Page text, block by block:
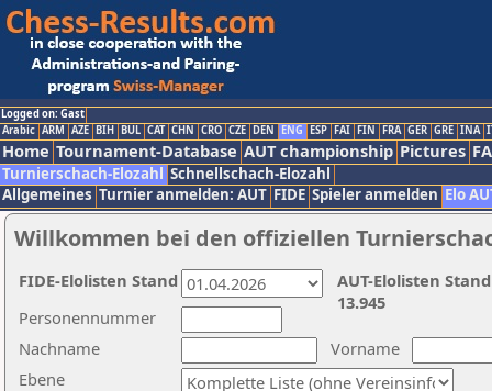
Logged on: Gast
Arabic ARM AZE BIH BUL CAT CHN CRO CZE DEN ENG ESP FAI FIN FRA GER GRE INA
Home Tournament-Database AUT championship Pictures
Turnierschach-Elozahl Schnellschach-Elozahl
Allgemeines Turnier anmelden: AUT FIDE Spieler anmelden Elo
Willkommen bei den offiziellen
Nachname
Vorname
Ebene
Personennummer
AUT-Elolisten
13.945
FIDE-Elolisten Stand